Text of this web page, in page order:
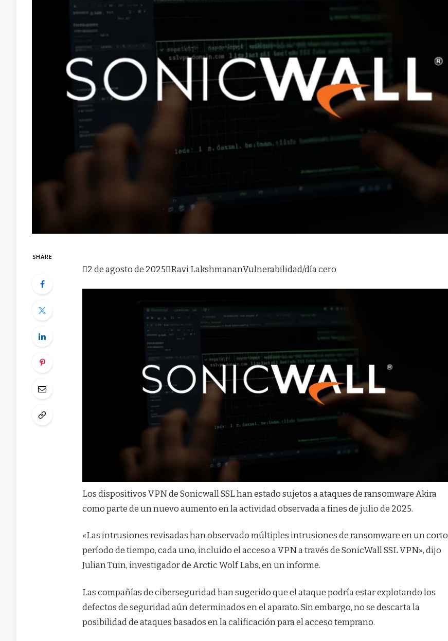
SHARE
2 de agosto de 2025Ravi LakshmananVulnerabilidad/día cero
Los dispositivos VPN de Sonicwall SSL han estado sujetos a ataques de ransomware Akira
como parte de un nuevo aumento en la actividad observada a fines de julio de 2025.
«Las intrusiones revisadas han observado múltiples intrusiones de ransomware en un corto
período de tiempo, cada uno, incluido el acceso a VPN a través de SonicWall SSL VPN», dijo
Julian Tuin, investigador de Arctic Wolf Labs, en un informe.
Las compañías de ciberseguridad han sugerido que el ataque podría estar explotando los
defectos de seguridad aún determinados en el aparato. Sin embargo, no se descarta la
posibilidad de ataques basados en la calificación para el acceso temprano.